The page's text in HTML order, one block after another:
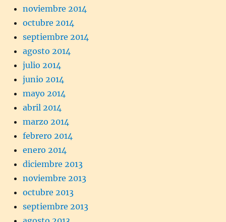
noviembre 2014
octubre 2014
septiembre 2014
agosto 2014
julio 2014
junio 2014
mayo 2014
abril 2014
marzo 2014
febrero 2014
enero 2014
diciembre 2013
noviembre 2013
octubre 2013
septiembre 2013